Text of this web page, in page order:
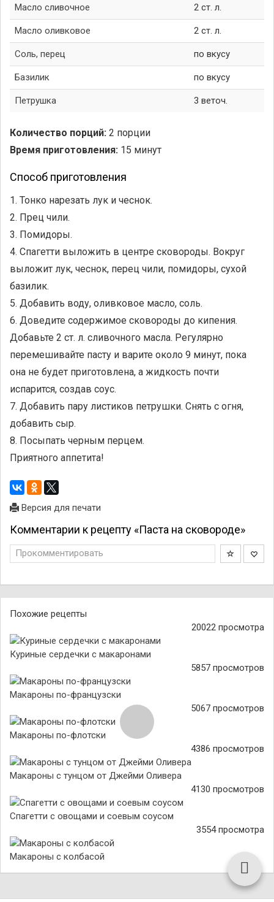
Масло сливочное 2 ст. л.
Масло оливковое 2 ст. л.
Соль, перец по вкусу
Базилик по вкусу
Петрушка 3 веточ.
Количество порций: 2 порции
Время приготовления: 15 минут
Способ приготовления
1. Тонко нарезать лук и чеснок.
2. Прец чили.
3. Помидоры.
4. Спагетти выложить в центре сковороды. Вокруг
выложит лук, чеснок, перец чили, помидоры, сухой
базилик.
5. Добавить воду, оливковое масло, соль.
6. Доведите содержимое сковороды до кипения.
Добавьте 2 ст. л. сливочного масла. Регулярно
перемешивайте пасту и варите около 9 минут, пока
она не будет приготовлена, а жидкость почти
испарится, создав соус.
7. Добавить пару листиков петрушки. Снять с огня,
добавить сыр.
8. Посыпать черным перцем.
Приятного аппетита!
Версия для печати
Комментарии к рецепту «Паста на сковороде»
Прокомментировать
Похожие рецепты
20022 просмотра
Куриные сердечки с макаронами
5857 просмотров
Макароны по-французски
5067 просмотров
Макароны по-флотски
4386 просмотров
Макароны с тунцом от Джейми Оливера
4130 просмотров
Спагетти с овощами и соевым соусом
3554 просмотра
Макароны с колбасой